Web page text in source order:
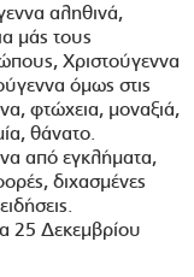
αληθινά,
μάς τους
Χριστούγεννα
όμως στις
φτώχεια, μοναξιά,
θάνατο.
από εγκλήματα,
διχασμένες
25 Δεκεμβρίου